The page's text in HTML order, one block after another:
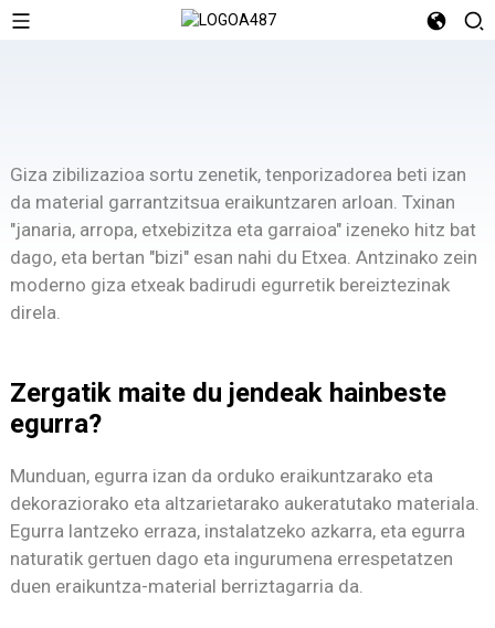
Giza zibilizazioa sortu zenetik, tenporizadorea beti izan
da material garrantzitsua eraikuntzaren arloan. Txinan
"janaria, arropa, etxebizitza eta garraioa" izeneko hitz bat
dago, eta bertan "bizi" esan nahi du Etxea. Antzinako zein
moderno giza etxeak badirudi egurretik bereiztezinak
direla.
Zergatik maite du jendeak hainbeste
egurra?
Munduan, egurra izan da orduko eraikuntzarako eta
dekoraziorako eta altzarietarako aukeratutako materiala.
Egurra lantzeko erraza, instalatzeko azkarra, eta egurra
naturatik gertuen dago eta ingurumena errespetatzen
duen eraikuntza-material berriztagarria da.